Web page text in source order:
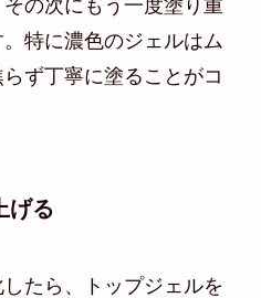
の次にもう一度塗り重
特に濃色のジェルはム
ず丁寧に塗ることがコ
げる
たら、トップジェルを